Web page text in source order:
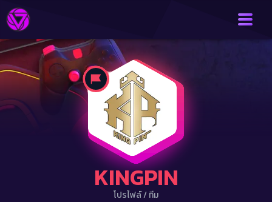
KINGPIN
โปรไฟล์/ทีม